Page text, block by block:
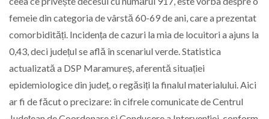
femeie din categoria de vârstă 60-69 de ani, care a prezentat
comorbidități. Incidența de cazuri la mia de locuitori a ajuns la
0,43, deci județul se află în scenariul verde. Statistica
actualizată a DSP Maramureș, aferentă situației
epidemiologice din județ, o regăsiți la finalul materialului. Aici
ar fi de făcut o precizare: în cifrele comunicate de Centrul